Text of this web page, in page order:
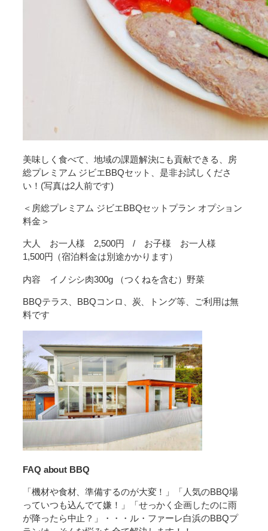
美味しく食べて、地域の課題解決にも貢献できる、房
総プレミアム ジビエBBQセット、是非お試しくださ
い！(写真は2人前です)
＜房総プレミアム ジビエBBQセットプラン オプション
料金＞
大人 お一人様 2,500円 / お子様 お一人様
1,500円（宿泊料金は別途かかります）
内容 イノシシ肉300g （つくねを含む）野菜
BBQテラス、BBQコンロ、炭、トング等、ご利用は無
料です
FAQ about BBQ
「機材や食材、準備するのが大変！」「人気のBBQ場
っていつも込んでて嫌！」「せっかく企画したのに雨
が降ったら中止？」・・・ル・ファーレ白浜のBBQプ